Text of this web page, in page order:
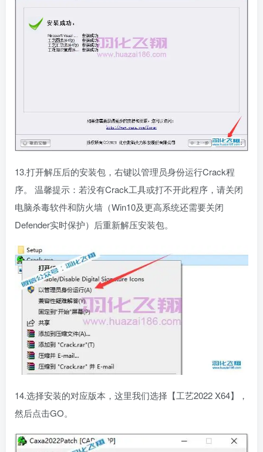
13.打开解压后的安装包，右键以管理员身份运行Crack程
序。 温馨提示：若没有Crack工具或打不开此程序，请关闭
电脑杀毒软件和防火墙（Win10及更高系统还需要关闭
Defender实时保护）后重新解压安装包。
14.选择安装的对应版本，这里我们选择【工艺2022 X64】，
然后点击GO。